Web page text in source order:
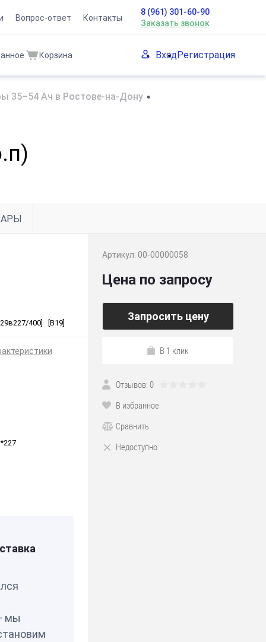
Вопрос-ответ Контакты
8 (961) 301-60-90
Заказать звонок
Корзина ВходРегистрация
35–54 Ач в Ростове-на-Дону •
400] [B19]
мы
Артикул: 00-00000058
Цена по запросу
Запросить цену
В 1 клик
Отзывов: 0
В избранное
Сравнить
Недоступно